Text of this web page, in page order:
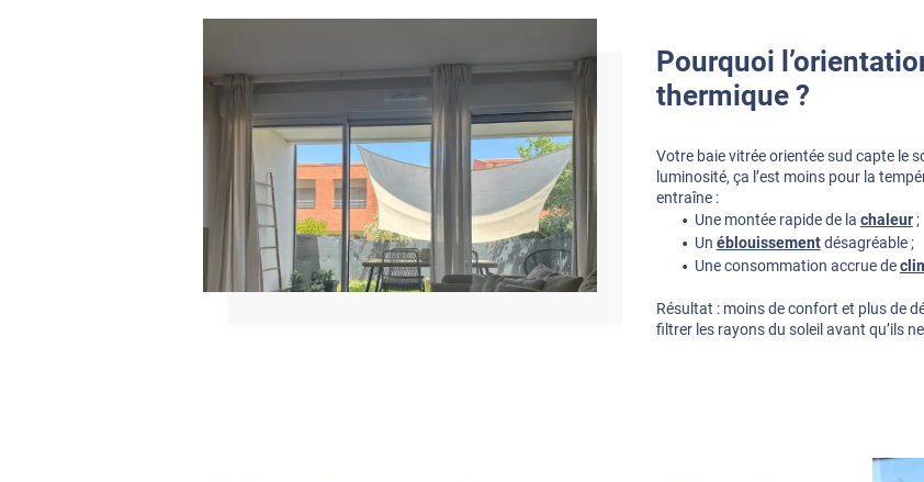
Pourquoi
thermique ?
Votre baie vitrée orientée sud capte le
luminosité, ça l’est moins pour la
entraîne :
Une montée rapide de la chaleur;
Un éblouissementdésagréable ;
Une consommation accrue de
Résultat : moins de confort et plus de
filtrer les rayons du soleil avant qu’ils